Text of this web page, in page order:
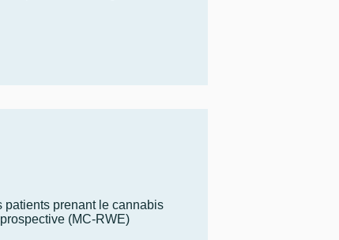
patients prenant le cannabis
(MC-RWE)